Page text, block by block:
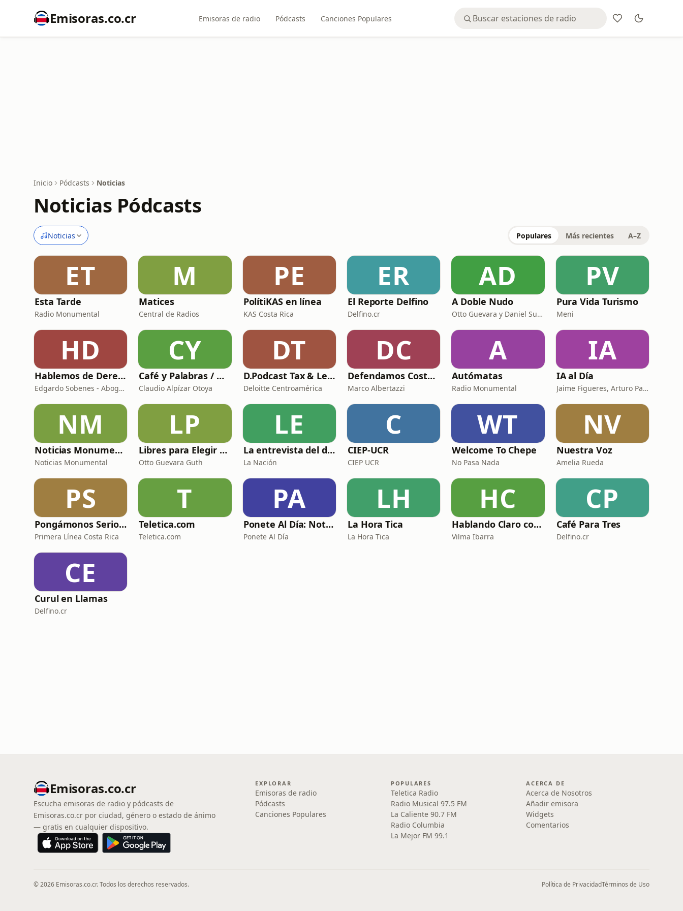
Emisoras.co.cr Emisoras de radio Pódcasts Canciones Populares
Inicio Pódcasts Noticias
Noticias Pódcasts
Noticias Populares Más recientes A–Z
ET
Esta Tarde
Radio Monumental
M
Matices
Central de Radios
PE
PolítiKAS en línea
KAS Costa Rica
ER
El Reporte Delfino
Delfino.cr
AD
A Doble Nudo
Otto Guevara y Daniel Suchar
PV
Pura Vida Turismo
Meni
HD
Hablemos de Derecho Internacional (HDI)
Edgardo Sobenes - Abogado Consultor en Derecho Internacional
CY
Café y Palabras / Noche sin Tregua
Claudio Alpízar Otoya
DT
D.Podcast Tax & Legal
Deloitte Centroamérica
DC
Defendamos Costa Rica
Marco Albertazzi
A
Autómatas
Radio Monumental
IA
IA al Día
Jaime Figueres, Arturo Pardo y Alejandro Durán
NM
Noticias Monumental
Noticias Monumental
LP
Libres para Elegir | Otto Guevara
Otto Guevara Guth
LE
La entrevista del domingo
La Nación
C
CIEP-UCR
CIEP UCR
WT
Welcome To Chepe
No Pasa Nada
NV
Nuestra Voz
Amelia Rueda
PS
Pongámonos Serios Podcast Costa Rica
Primera Línea Costa Rica
T
Teletica.com
Teletica.com
PA
Ponete Al Día: Noticias de Costa Rica
Ponete Al Día
LH
La Hora Tica
La Hora Tica
HC
Hablando Claro con Vilma Ibarra
Vilma Ibarra
CP
Café Para Tres
Delfino.cr
CE
Curul en Llamas
Delfino.cr
Emisoras.co.cr
Escucha emisoras de radio y pódcasts de
Emisoras.co.cr por ciudad, género o estado de ánimo
— gratis en cualquier dispositivo.
EXPLORAR
Emisoras de radio
Pódcasts
Canciones Populares
POPULARES
Teletica Radio
Radio Musical 97.5 FM
La Caliente 90.7 FM
Radio Columbia
La Mejor FM 99.1
ACERCA DE
Acerca de Nosotros
Añadir emisora
Widgets
Comentarios
© 2026 Emisoras.co.cr. Todos los derechos reservados. Política de PrivacidadTérminos de Uso